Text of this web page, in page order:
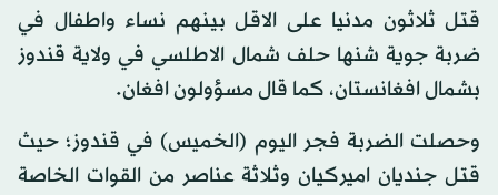
قتل ثلاثون مدنيا على الاقل بينهم نساء واطفال في
ضربة جوية شنها حلف شمال الاطلسي في ولاية قندوز
بشمال افغانستان، كما قال مسؤولون افغان.
وحصلت الضربة فجر اليوم (الخميس) في قندوز؛ حيث
قتل جنديان اميركيان وثلاثة عناصر من القوات الخاصة